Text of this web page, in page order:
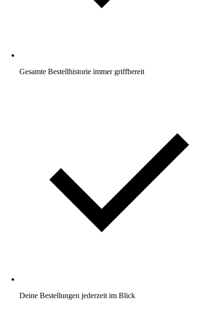
Gesamte Bestellhistorie immer griffbereit
Deine Bestellungen jederzeit im Blick